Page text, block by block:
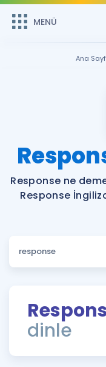
MENÜ
Remzi Hoca ile seni
MENÜ
Katılımcı
Faydalı Araçlar
Sözlük
Rehberlik Aracı
ÖSYM Sınav
Hakkımızda
Ana
Response ne
Response
dinle